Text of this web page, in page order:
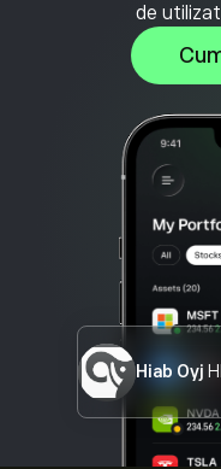
de
Hiab Oyj